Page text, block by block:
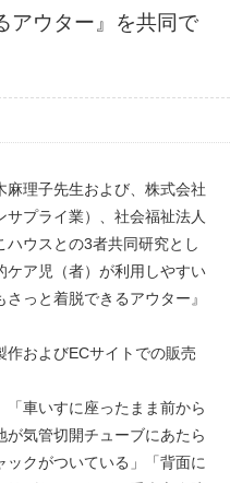
アウター』を共同で
理子先生および、株式会社
プライ業）、社会福祉法人
ウスとの3者共同研究とし
ケア児（者）が利用しやすい
っと着脱できるアウター』
およびECサイトでの販売
車いすに座ったまま前から
気管切開チューブにあたら
クがついている」「背面に